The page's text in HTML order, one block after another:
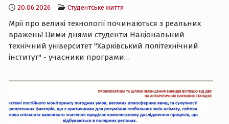
20.06.2026 Студентське життя
Мрії про великі технології починаються з реальних
вражень! Цими днями студенти Національний
технічний університет "Харківський політехнічний
інститут" - учасники програми…